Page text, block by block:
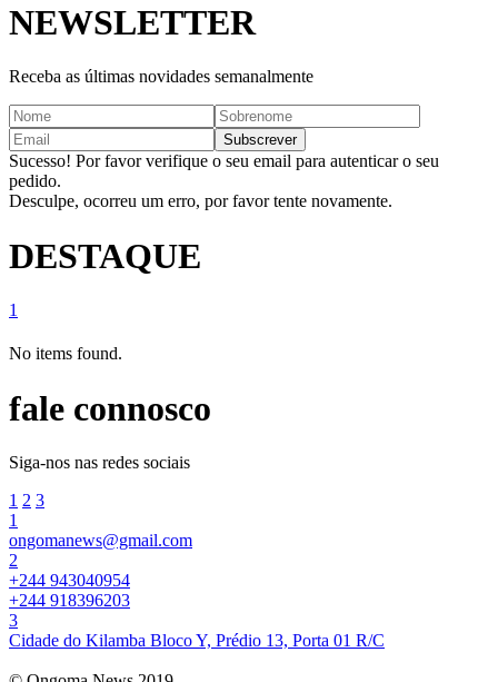
NEWSLETTER
Receba as últimas novidades semanalmente
Sucesso! Por favor verifique o seu email para autenticar o seu
pedido.
Desculpe, ocorreu um erro, por favor tente novamente.
DESTAQUE
1
No items found.
fale connosco
Siga-nos nas redes sociais
1 2 3
1
ongomanews@gmail.com
2
+244 943040954
+244 918396203
3
Cidade do Kilamba Bloco Y, Prédio 13, Porta 01 R/C